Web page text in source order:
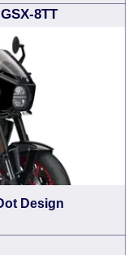
8TT
Design